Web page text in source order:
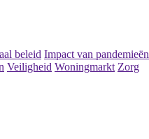
beleid Impact van pandemieën
Veiligheid Woningmarkt Zorg